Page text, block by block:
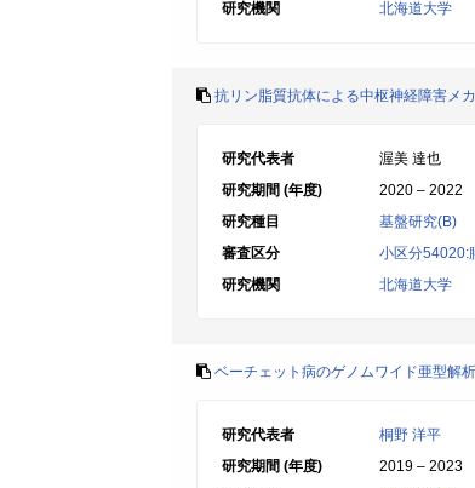
研究機関
北海道大学
抗リン脂質抗体による中枢神経障害メ
研究代表者
渥美 達也
研究期間 (年度)
2020 – 2022
研究種目
基盤研究(B)
審査区分
小区分54020:
研究機関
北海道大学
ベーチェット病のゲノムワイド亜型解
研究代表者
桐野 洋平
研究期間 (年度)
2019 – 2023